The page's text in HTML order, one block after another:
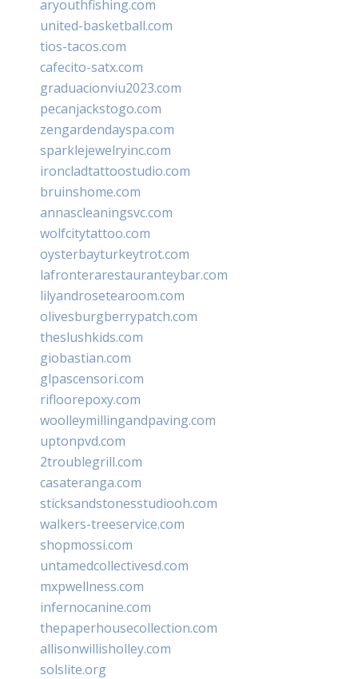
aryouthfishing.com
united-basketball.com
tios-tacos.com
cafecito-satx.com
graduacionviu2023.com
pecanjackstogo.com
zengardendayspa.com
sparklejewelryinc.com
ironcladtattoostudio.com
bruinshome.com
annascleaningsvc.com
wolfcitytattoo.com
oysterbayturkeytrot.com
lafronterarestauranteybar.com
lilyandrosetearoom.com
olivesburgberrypatch.com
theslushkids.com
giobastian.com
glpascensori.com
rifloorepoxy.com
woolleymillingandpaving.com
uptonpvd.com
2troublegrill.com
casateranga.com
sticksandstonesstudiooh.com
walkers-treeservice.com
shopmossi.com
untamedcollectivesd.com
mxpwellness.com
infernocanine.com
thepaperhousecollection.com
allisonwillisholley.com
solslite.org